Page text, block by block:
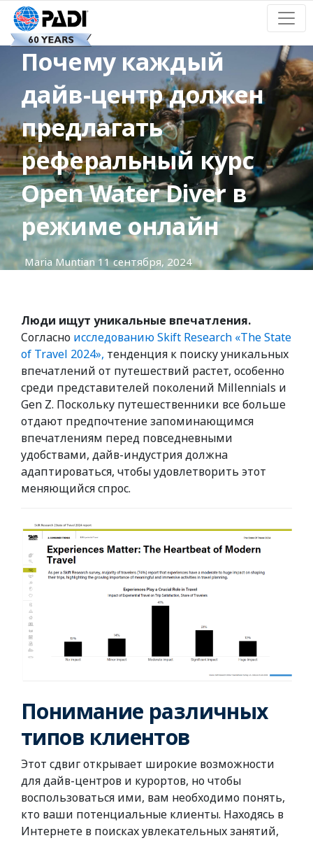
Почему каждый
дайв-центр должен
предлагать
реферальный курс
Open Water Diver в
режиме онлайн
Maria Muntian 11 сентября, 2024
Люди ищут уникальные впечатления.
Согласно исследованию Skift Research «The State
of Travel 2024», тенденция к поиску уникальных
впечатлений от путешествий растет, особенно
среди представителей поколений Millennials и
Gen Z. Поскольку путешественники все больше
отдают предпочтение запоминающимся
впечатлениям перед повседневными
удобствами, дайв-индустрия должна
адаптироваться, чтобы удовлетворить этот
меняющийся спрос.
Понимание различных
типов клиентов
Этот сдвиг открывает широкие возможности
для дайв-центров и курортов, но чтобы
воспользоваться ими, вам необходимо понять,
кто ваши потенциальные клиенты. Находясь в
Интернете в поисках увлекательных занятий,